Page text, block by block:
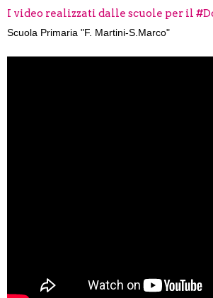
I video realizzati dalle scuole per il
Scuola Primaria "F. Martini-S.Marco"